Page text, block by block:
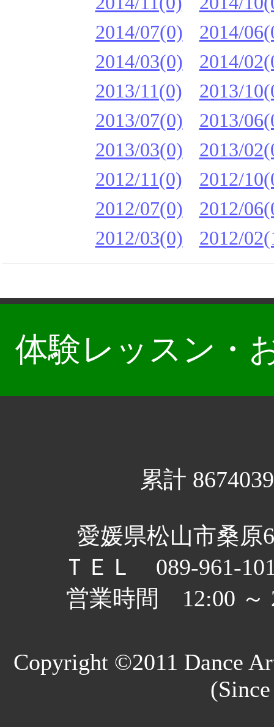
2014/07(0)
2014/
2014/03(0)
2014/
2013/11(0)
2013/
2013/07(0)
2013/
2013/03(0)
2013/
2012/11(0)
2012/
2012/07(0)
2012/
2012/03(0)
2012/
体験レッスン・
累計
愛媛県松山市桑原
ＴＥＬ 089-961-
営業時間 12:00
Copyright ©2011 Dance